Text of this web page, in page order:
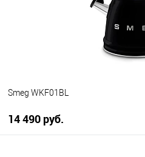
Smeg WKF01BL
14 490 руб.